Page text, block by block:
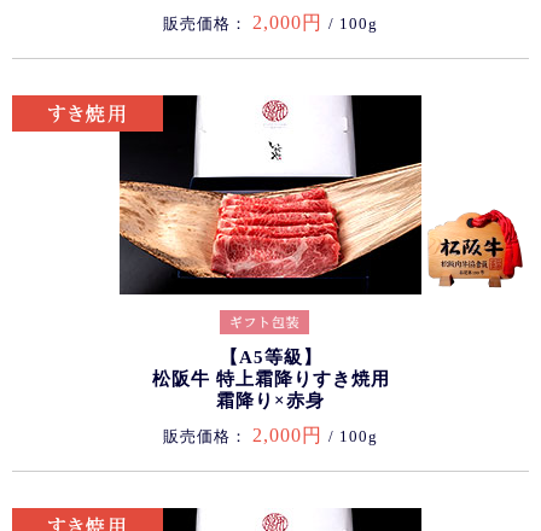
販売価格： 2,000円 / 100g
【A5等級】
松阪牛 特上霜降りすき焼用
霜降り×赤身
販売価格： 2,000円 / 100g